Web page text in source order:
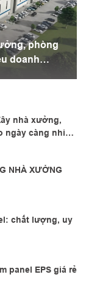
phòng
doanh
nhà xưởng,
ngày càng nhiều
NHÀ XƯỞNG
chất lượng, uy
panel EPS giá rẻ